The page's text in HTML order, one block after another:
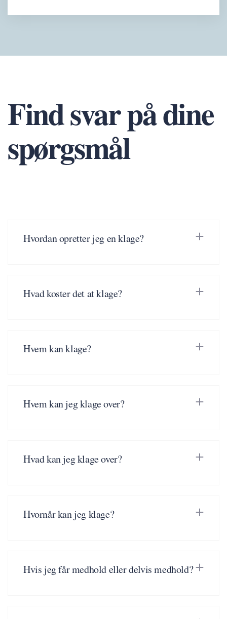
Find svar på dine
spørgsmål
Hvordan opretter jeg en klage?
Hvad koster det at klage?
Hvem kan klage?
Hvem kan jeg klage over?
Hvad kan jeg klage over?
Hvornår kan jeg klage?
Hvis jeg får medhold eller delvis medhold?